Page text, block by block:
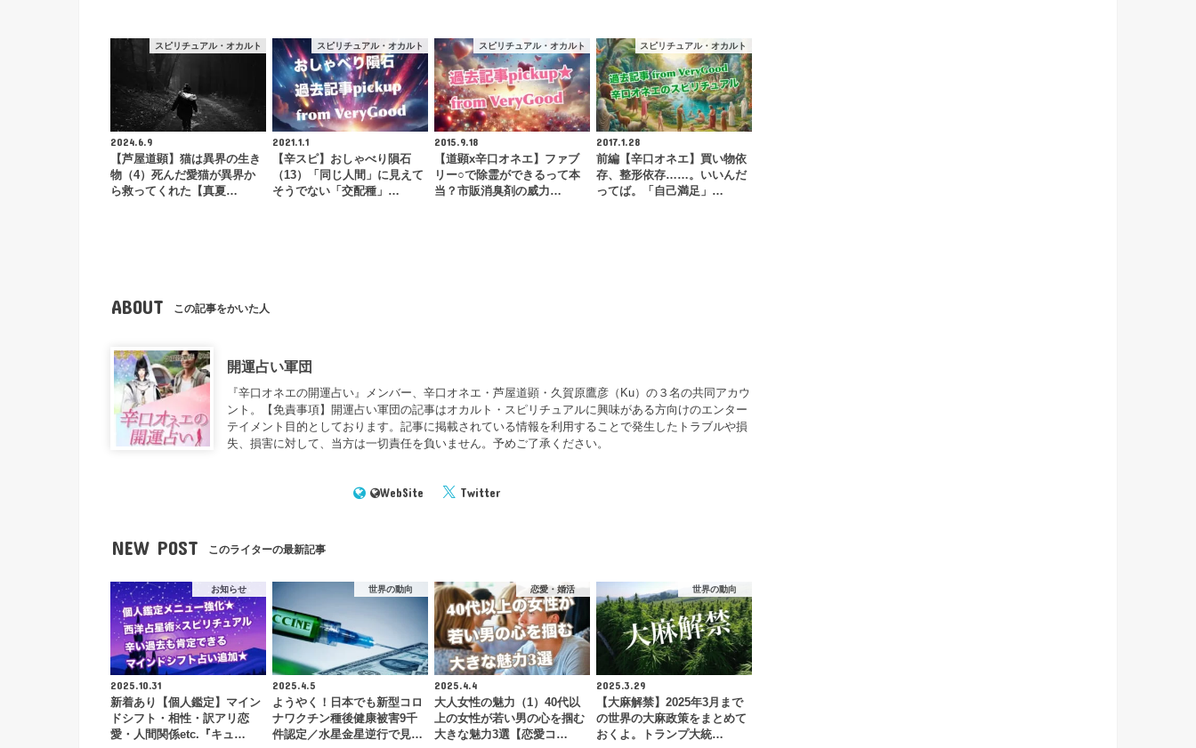
スピリチュアル・オカルト
2024.6.9
【芦屋道顕】猫は異界の生き
物（4）死んだ愛猫が異界か
ら救ってくれた【真夏…
スピリチュアル・オカルト
2021.1.1
【辛スピ】おしゃべり隕石
（13）「同じ人間」に見えて
そうでない「交配種」…
スピリチュアル・オカルト
2015.9.18
【道顕x辛口オネエ】ファブ
リー○で除霊ができるって本
当？市販消臭剤の威力…
スピリチュアル・オカルト
2017.1.28
前編【辛口オネエ】買い物依
存、整形依存……。いいんだ
ってば。「自己満足」…
ABOUT この記事をかいた人
開運占い軍団
『辛口オネエの開運占い』メンバー、辛口オネエ・芦屋道顕・久賀原鷹彦（Ku）の３名の共同アカウ
ント。【免責事項】開運占い軍団の記事はオカルト・スピリチュアルに興味がある方向けのエンター
テイメント目的としております。記事に掲載されている情報を利用することで発生したトラブルや損
失、損害に対して、当方は一切責任を負いません。予めご了承ください。
WebSite Twitter
NEW POST このライターの最新記事
お知らせ
2025.10.31
新着あり【個人鑑定】マイン
ドシフト・相性・訳アリ恋
愛・人間関係etc.『キュ…
世界の動向
2025.4.5
ようやく！日本でも新型コロ
ナワクチン種後健康被害9千
件認定／水星金星逆行で見…
恋愛・婚活
2025.4.4
大人女性の魅力（1）40代以
上の女性が若い男の心を掴む
大きな魅力3選【恋愛コ…
世界の動向
2025.3.29
【大麻解禁】2025年3月まで
の世界の大麻政策をまとめて
おくよ。トランプ大統…